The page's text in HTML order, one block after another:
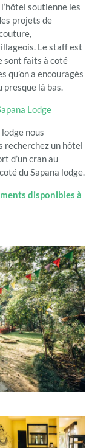
soutienne les
projets de
Le staff est
sont faits à coté
qu’on a encouragés
presque là bas.
Lodge
nous
recherchez un hôtel
d’un cran au
du Sapana lodge.
disponibles à